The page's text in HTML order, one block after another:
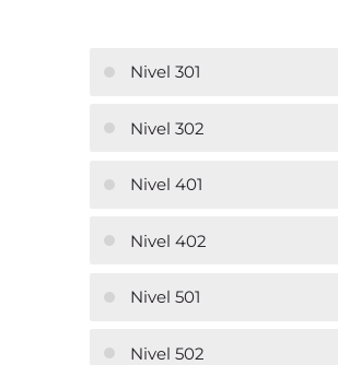
Nivel 301
Nivel 302
Nivel 401
Nivel 402
Nivel 501
Nivel 502